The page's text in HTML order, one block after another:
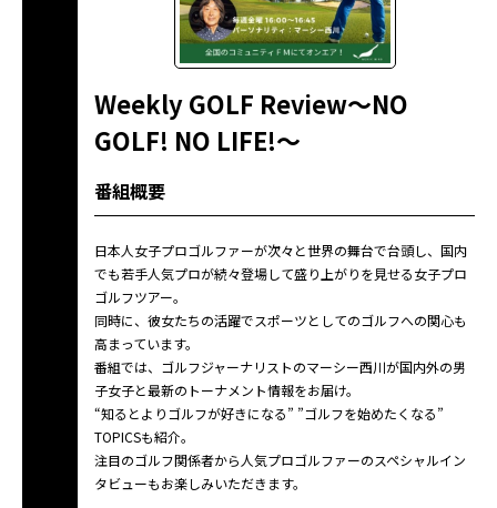
Weekly GOLF Review～NO
GOLF! NO LIFE!～
番組概要
日本人女子プロゴルファーが次々と世界の舞台で台頭し、国内
でも若手人気プロが続々登場して盛り上がりを見せる女子プロ
ゴルフツアー。
同時に、彼女たちの活躍でスポーツとしてのゴルフへの関心も
高まっています。
番組では、ゴルフジャーナリストのマーシー西川が国内外の男
子女子と最新のトーナメント情報をお届け。
“知るとよりゴルフが好きになる” ”ゴルフを始めたくなる”
TOPICSも紹介。
注目のゴルフ関係者から人気プロゴルファーのスペシャルイン
タビューもお楽しみいただきます。